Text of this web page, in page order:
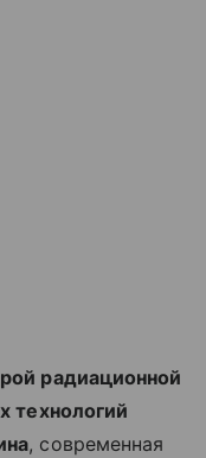
радиационной
технологий
, современная